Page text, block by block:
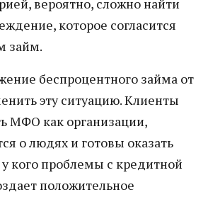
вероятно, сложно найти
которое согласится
займ.
беспроцентного займа от
эту ситуацию. Клиенты
МФО как организации,
о людях и готовы оказать
кого проблемы с кредитной
положительное